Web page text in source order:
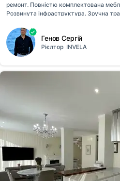
ремонт. Повністю комплектована
Розвинута інфраструктура. Зручна
Генов Сергій
Рієлтор INVELA